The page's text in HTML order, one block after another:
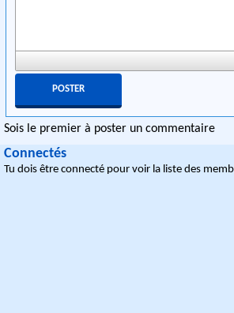
Sois le premier à poster un commentaire
Connectés
Tu dois être connecté pour voir la liste des